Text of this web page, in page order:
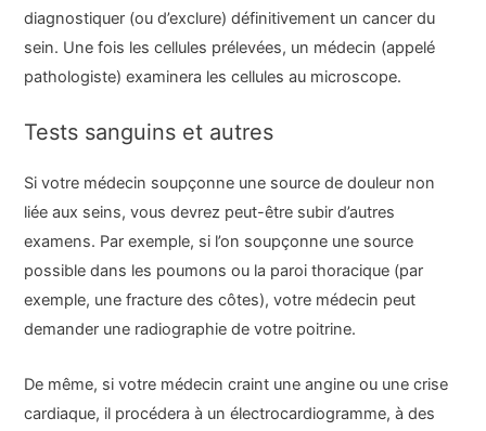
diagnostiquer (ou d’exclure) définitivement un cancer du
sein. Une fois les cellules prélevées, un médecin (appelé
pathologiste) examinera les cellules au microscope.
Tests sanguins et autres
Si votre médecin soupçonne une source de douleur non
liée aux seins, vous devrez peut-être subir d’autres
examens. Par exemple, si l’on soupçonne une source
possible dans les poumons ou la paroi thoracique (par
exemple, une fracture des côtes), votre médecin peut
demander une radiographie de votre poitrine.
De même, si votre médecin craint une angine ou une crise
cardiaque, il procédera à un électrocardiogramme, à des